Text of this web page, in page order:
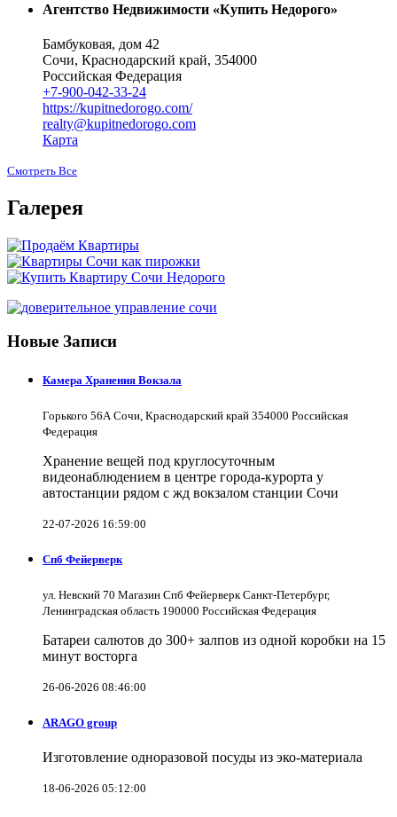
Агентство Недвижимости «Купить Недорого»
Бамбуковая, дом 42
Сочи, Краснодарский край, 354000
Российская Федерация
+7-900-042-33-24
https://kupitnedorogo.com/
realty@kupitnedorogo.com
Карта
Смотреть Все
Галерея
Новые Записи
Камера Хранения Вокзала
Горького 56А Сочи, Краснодарский край 354000 Российская
Федерация
Хранение вещей под круглосуточным
видеонаблюдением в центре города-курорта у
автостанции рядом с жд вокзалом станции Сочи
22-07-2026 16:59:00
Спб Фейерверк
ул. Невский 70 Магазин Спб Фейерверк Санкт-Петербург,
Ленинградская область 190000 Российская Федерация
Батареи салютов до 300+ залпов из одной коробки на 15
минут восторга
26-06-2026 08:46:00
ARAGO group
Изготовление одноразовой посуды из эко-материала
18-06-2026 05:12:00